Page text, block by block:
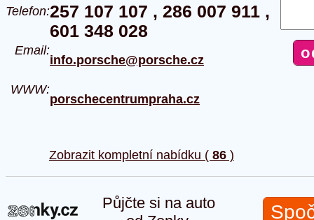
Telefon:257 107 107 , 286 007 911 ,
601 348 028
Email:
info.porsche@porsche.cz
WWW:
porschecentrumpraha.cz
Zobrazit kompletní nabídku ( 86 )
Půjčte si na auto